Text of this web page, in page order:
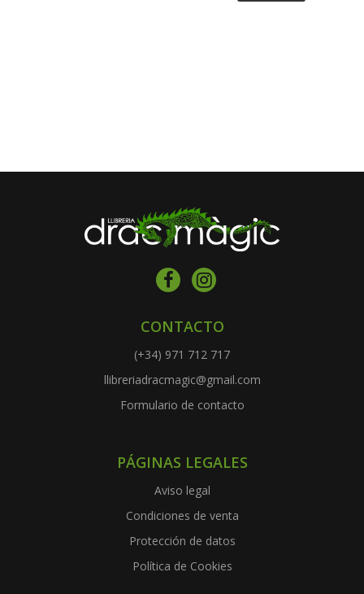
CONTACTO
(+34) 971 712 717
llibreriadracmagic@gmail.com
Formulario de contacto
PÁGINAS LEGALES
Aviso legal
Condiciones de venta
Protección de datos
Política de Cookies